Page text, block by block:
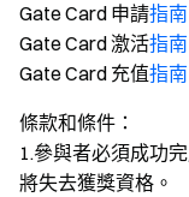
Gate Card 申請指南
Gate Card 激活指南
Gate Card 充值指南
條款和條件：
1.參與者必須成功
將失去獲獎資格。